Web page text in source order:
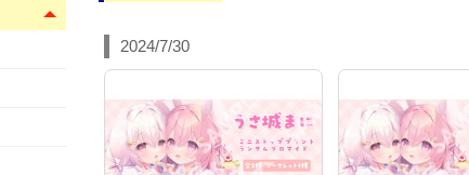
2024/7/30